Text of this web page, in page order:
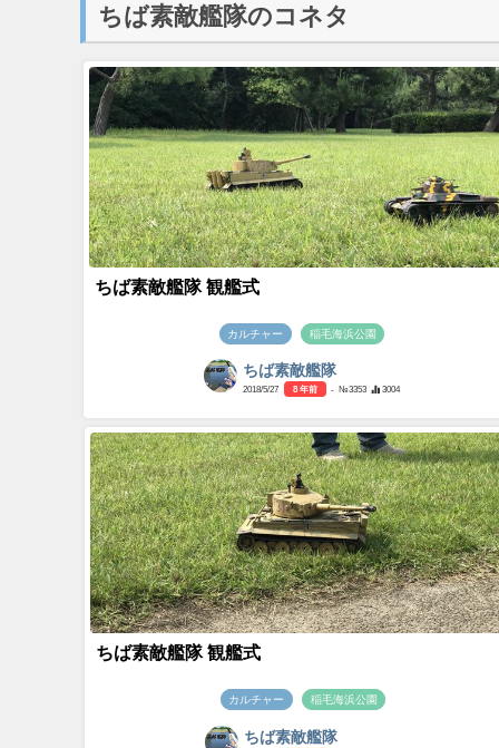
ちば素敵艦隊のコネタ
ちば素敵艦隊 観艦式
カルチャー 稲毛海浜公園
ちば素敵艦隊
2018/5/27 8 年前 - №3353 3004
ちば素敵艦隊 観艦式
カルチャー 稲毛海浜公園
ちば素敵艦隊